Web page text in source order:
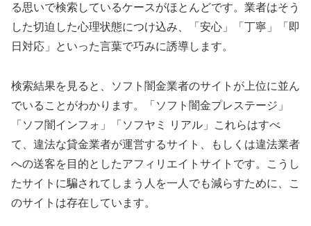
る思いで検索しているケースがほとんどです。業者はそう
した切迫した心理状態につけ込み、「安心」「丁寧」「即
日対応」といった言葉で巧みに誘導します。
検索結果を見ると、ソフト闇金業者のサイトが上位に並ん
でいることがわかります。「ソフト闇金プレステージ」
「ソフ闇インフォ」「ソフヤミ リアル」これらはすべ
て、違法な貸金業者が運営するサイト、もしくは違法業者
への送客を目的としたアフィリエイトサイトです。こうし
たサイトに騙されてしまう人を一人でも減らすために、こ
のサイトは存在しています。